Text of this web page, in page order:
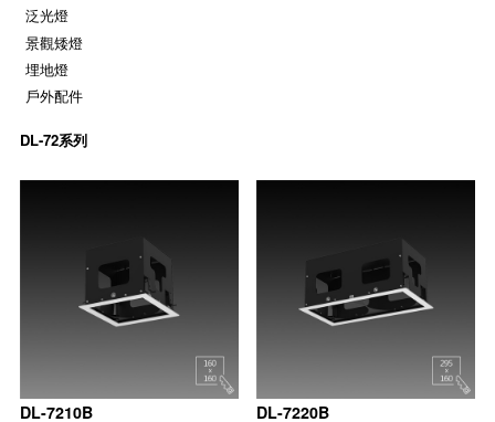
泛光燈
景觀矮燈
埋地燈
戶外配件
DL-72系列
DL-7210B
DL-7220B